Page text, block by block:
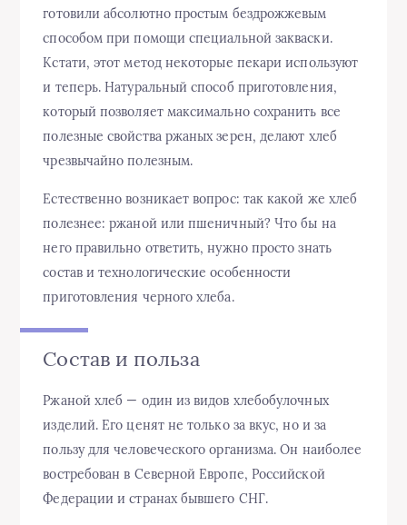
готовили абсолютно простым бездрожжевым
способом при помощи специальной закваски.
Кстати, этот метод некоторые пекари используют
и теперь. Натуральный способ приготовления,
который позволяет максимально сохранить все
полезные свойства ржаных зерен, делают хлеб
чрезвычайно полезным.
Естественно возникает вопрос: так какой же хлеб
полезнее: ржаной или пшеничный? Что бы на
него правильно ответить, нужно просто знать
состав и технологические особенности
приготовления черного хлеба.
Состав и польза
Ржаной хлеб — один из видов хлебобулочных
изделий. Его ценят не только за вкус, но и за
пользу для человеческого организма. Он наиболее
востребован в Северной Европе, Российской
Федерации и странах бывшего СНГ.